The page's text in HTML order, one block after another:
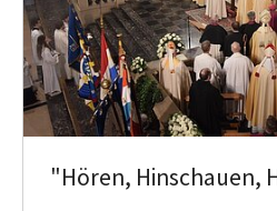
"Hören, Hinschauen,